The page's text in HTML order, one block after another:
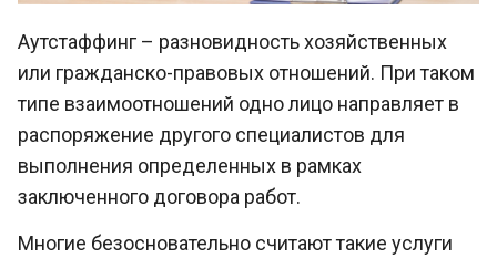
Аутстаффинг – разновидность хозяйственных
или гражданско-правовых отношений. При таком
типе взаимоотношений одно лицо направляет в
распоряжение другого специалистов для
выполнения определенных в рамках
заключенного договора работ.
Многие безосновательно считают такие услуги